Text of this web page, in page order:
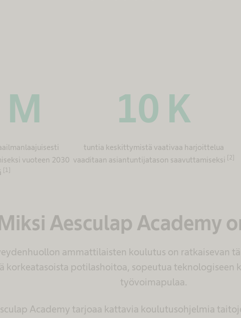
M
vuoteen 2030
[1]
10 K
tuntia keskittymistä vaativaa harjoittelua
vaaditaan asiantuntijatason saavuttamiseksi
[2]
Aesculap Academy
ammattilaisten koulutus on ratkaisevan
korkeatasoista potilashoitoa, sopeutua teknologiseen
työvoimapulaa.
Academy tarjoaa kattavia koulutusohjelmia